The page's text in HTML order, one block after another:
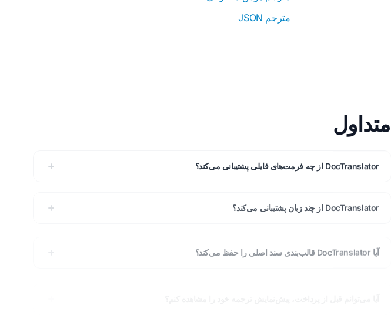
مترجم JSON
DocTranslator از چه فرمت‌های فایلی پشتیبانی می‌کند؟
DocTranslator از چند زبان پشتیبانی می‌کند؟